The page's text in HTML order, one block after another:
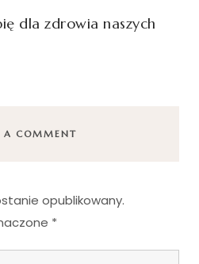
dla zdrowia naszych
A COMMENT
opublikowany.
*